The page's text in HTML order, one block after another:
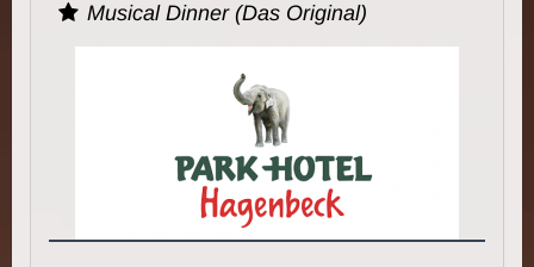
Musical Dinner (Das Original)